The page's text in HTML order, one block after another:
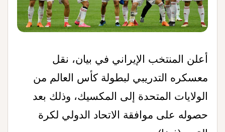
أعلن المنتخب الإيراني في بيان، نقل
معسكره التدريبي لبطولة كأس العالم من
الولايات المتحدة إلى المكسيك، وذلك بعد
حصوله على موافقة الاتحاد الدولي لكرة